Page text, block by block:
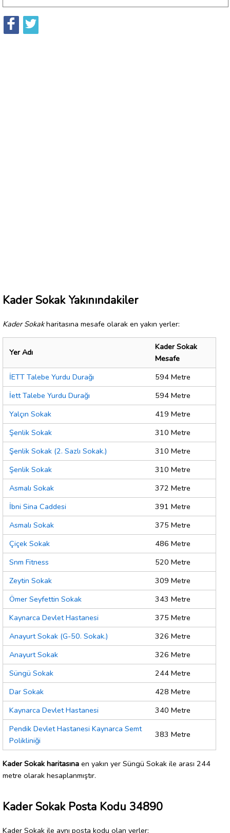
Kader Sokak Yakınındakiler
Kader Sokakharitasına mesafe olarak en yakın yerler:
Yer Adı
Kader Sokak
Mesafe
İETT Talebe Yurdu Durağı
594 Metre
İett Talebe Yurdu Durağı
594 Metre
Yalçın Sokak
419 Metre
Şenlik Sokak
310 Metre
Şenlik Sokak (2. Sazlı Sokak.)
310 Metre
Şenlik Sokak
310 Metre
Asmalı Sokak
372 Metre
İbni Sina Caddesi
391 Metre
Asmalı Sokak
375 Metre
Çiçek Sokak
486 Metre
Snm Fitness
520 Metre
Zeytin Sokak
309 Metre
Ömer Seyfettin Sokak
343 Metre
Kaynarca Devlet Hastanesi
375 Metre
Anayurt Sokak (G-50. Sokak.)
326 Metre
Anayurt Sokak
326 Metre
Süngü Sokak
244 Metre
Dar Sokak
428 Metre
Kaynarca Devlet Hastanesi
340 Metre
Pendik Devlet Hastanesi Kaynarca Semt
Polikliniği
383 Metre
Kader Sokak haritasına en yakın yer Süngü Sokak ile arası 244
metre olarak hesaplanmıştır.
Kader Sokak Posta Kodu 34890
Kader Sokak ile aynı posta kodu olan yerler: